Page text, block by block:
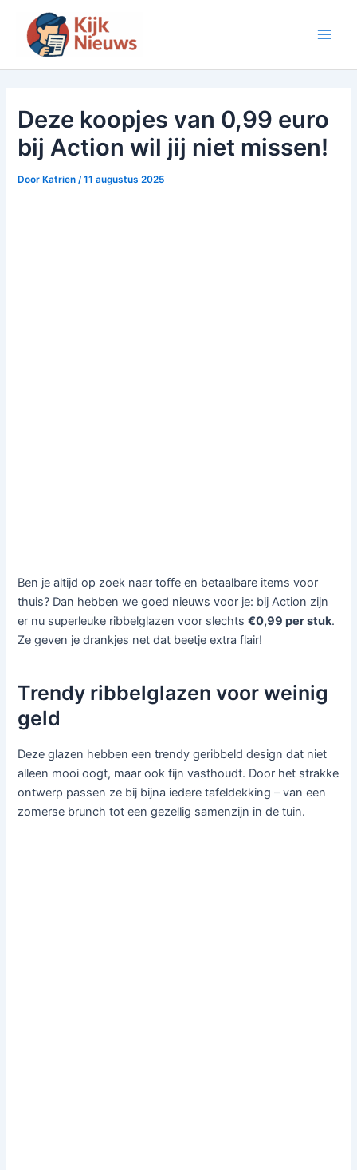
inhoud
Deze koopjes van 0,99 euro
bij Action wil jij niet missen!
Door Katrien/11 augustus 2025
Ben je altijd op zoek naar toffe en betaalbare items voor
thuis? Dan hebben we goed nieuws voor je: bij Action zijn
er nu superleuke ribbelglazen voor slechts€0,99 per stuk.
Ze geven je drankjes net dat beetje extra flair!
Trendy ribbelglazen voor weinig
geld
Deze glazen hebben een trendy geribbeld design dat niet
alleen mooi oogt, maar ook fijn vasthoudt. Door het strakke
ontwerp passen ze bij bijna iedere tafeldekking – van een
zomerse brunch tot een gezellig samenzijn in de tuin.